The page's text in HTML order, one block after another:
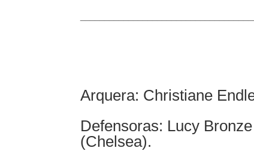
Arquera: Christiane
Defensoras: Lucy
(Chelsea).